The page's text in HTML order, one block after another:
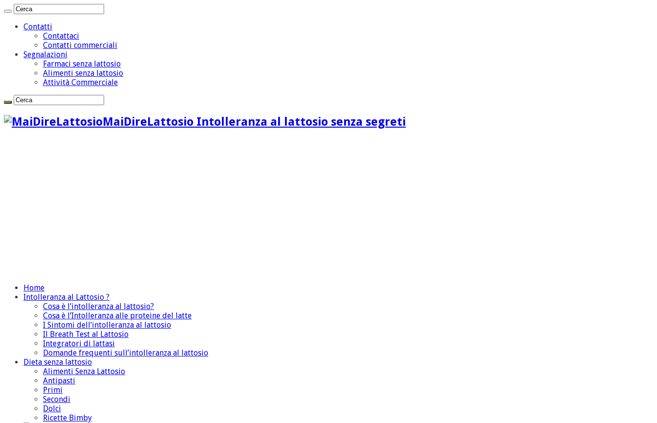
Contatti
Contattaci
Contatti commerciali
Segnalazioni
Farmaci senza lattosio
Alimenti senza lattosio
Attività Commerciale
MaiDireLattosio Intolleranza al lattosio senza segreti
Home
Intolleranza al Lattosio ?
Cosa è l’intolleranza al lattosio?
Cosa è l’Intolleranza alle proteine del latte
I Sintomi dell’intolleranza al lattosio
Il Breath Test al Lattosio
Integratori di lattasi
Domande frequenti sull’intolleranza al lattosio
Dieta senza lattosio
Alimenti Senza Lattosio
Antipasti
Primi
Secondi
Dolci
Ricette Bimby